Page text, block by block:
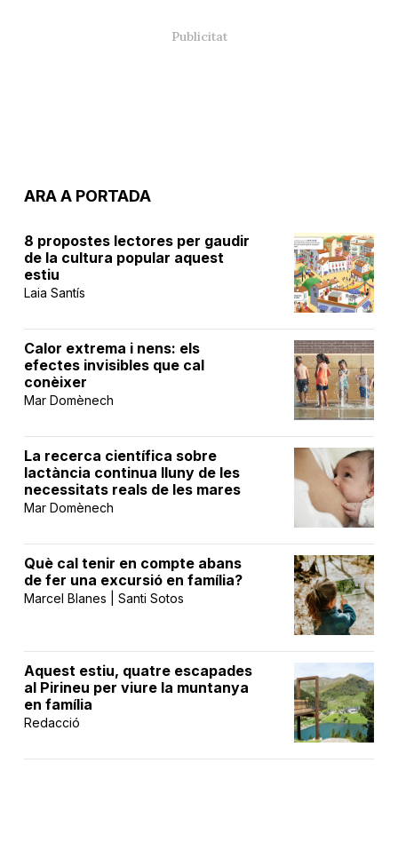
ARA A PORTADA
8 propostes lectores per gaudir
de la cultura popular aquest
estiu
Laia Santís
Calor extrema i nens: els
efectes invisibles que cal
conèixer
Mar Domènech
La recerca científica sobre
lactància continua lluny de les
necessitats reals de les mares
Mar Domènech
Què cal tenir en compte abans
de fer una excursió en família?
Marcel Blanes | Santi Sotos
Aquest estiu, quatre escapades
al Pirineu per viure la muntanya
en família
Redacció